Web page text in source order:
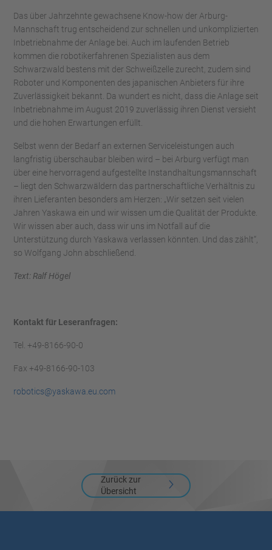
Das über Jahrzehnte gewachsene Know-how der Arburg-
Mannschaft trug entscheidend zur schnellen und unkomplizierten
Inbetriebnahme der Anlage bei. Auch im laufenden Betrieb
kommen die robotikerfahrenen Spezialisten aus dem
Schwarzwald bestens mit der Schweißzelle zurecht, zudem sind
Roboter und Komponenten des japanischen Anbieters für ihre
Zuverlässigkeit bekannt. Da wundert es nicht, dass die Anlage seit
Inbetriebnahme im August 2019 zuverlässig ihren Dienst versieht
und die hohen Erwartungen erfüllt.
Selbst wenn der Bedarf an externen Serviceleistungen auch
langfristig überschaubar bleiben wird – bei Arburg verfügt man
über eine hervorragend aufgestellte Instandhaltungsmannschaft
– liegt den Schwarzwäldern das partnerschaftliche Verhältnis zu
ihren Lieferanten besonders am Herzen: „Wir setzen seit vielen
Jahren Yaskawa ein und wir wissen um die Qualität der Produkte.
Wir wissen aber auch, dass wir uns im Notfall auf die
Unterstützung durch Yaskawa verlassen könnten. Und das zählt“,
so Wolfgang John abschließend.
Text: Ralf Högel
Kontakt für Leseranfragen:
Tel. +49-8166-90-0
Fax +49-8166-90-103
robotics@yaskawa.eu.com
Zurück zur
Übersicht